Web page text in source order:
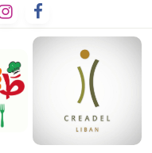
إلى